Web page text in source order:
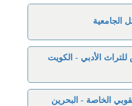
الجامعية
الأدبي - الكويت
الخاصة - البحرين